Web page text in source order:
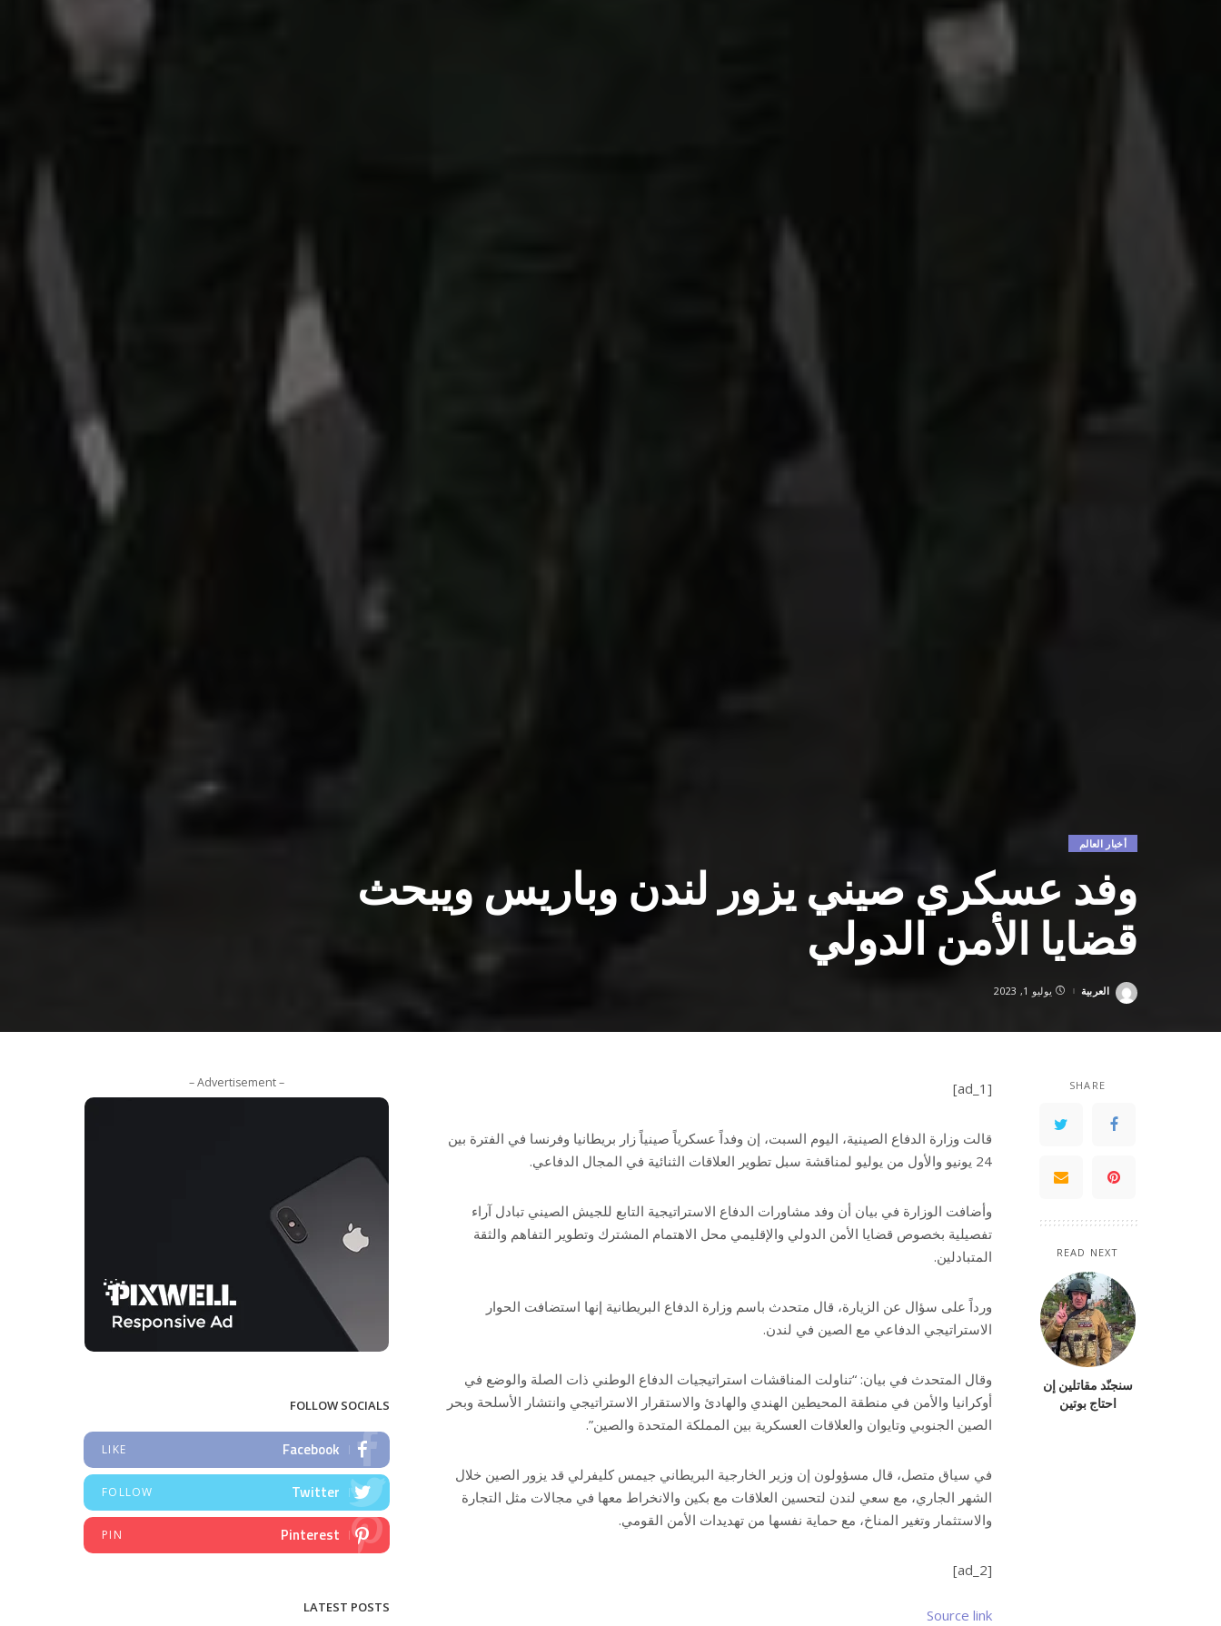
أخبار العالم
وفد عسكري صيني يزور لندن وباريس ويبحث
قضايا الأمن الدولي
Posted
العربية يوليو 1, 2023
SHARE
READ NEXT
سنجنّد مقاتلين إن
احتاج بوتين
[ad_1]
قالت وزارة الدفاع الصينية، اليوم السبت، إن وفداً عسكرياً صينياً زار بريطانيا وفرنسا في الفترة بين
24 يونيو والأول من يوليو لمناقشة سبل تطوير العلاقات الثنائية في المجال الدفاعي.
وأضافت الوزارة في بيان أن وفد مشاورات الدفاع الاستراتيجية التابع للجيش الصيني تبادل آراء
تفصيلية بخصوص قضايا الأمن الدولي والإقليمي محل الاهتمام المشترك وتطوير التفاهم والثقة
المتبادلين.
ورداً على سؤال عن الزيارة، قال متحدث باسم وزارة الدفاع البريطانية إنها استضافت الحوار
الاستراتيجي الدفاعي مع الصين في لندن.
وقال المتحدث في بيان: “تناولت المناقشات استراتيجيات الدفاع الوطني ذات الصلة والوضع في
أوكرانيا والأمن في منطقة المحيطين الهندي والهادئ والاستقرار الاستراتيجي وانتشار الأسلحة وبحر
الصين الجنوبي وتايوان والعلاقات العسكرية بين المملكة المتحدة والصين”.
في سياق متصل، قال مسؤولون إن وزير الخارجية البريطاني جيمس كليفرلي قد يزور الصين خلال
الشهر الجاري، مع سعي لندن لتحسين العلاقات مع بكين والانخراط معها في مجالات مثل التجارة
والاستثمار وتغير المناخ، مع حماية نفسها من تهديدات الأمن القومي.
[ad_2]
Source link
– Advertisement –
FOLLOW SOCIALS
Facebook
LIKE
Twitter
FOLLOW
Pinterest
PIN
LATEST POSTS